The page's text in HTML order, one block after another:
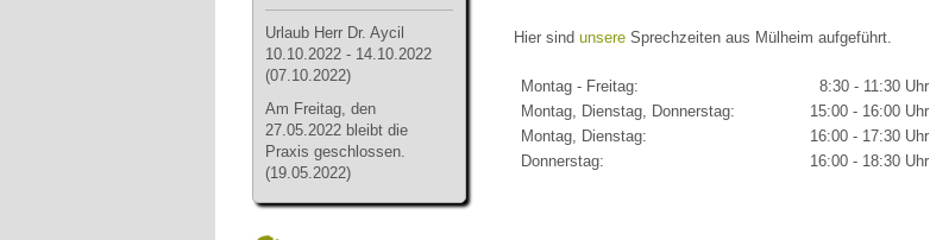
Urlaub Herr Dr. Aycil
10.10.2022 - 14.10.2022
(07.10.2022)
Am Freitag, den
27.05.2022 bleibt die
Praxis geschlossen.
(19.05.2022)
Hier sind unsere Sprechzeiten aus Mülheim aufgeführt.
Montag - Freitag: 8:30 - 11:30 Uhr
Montag, Dienstag, Donnerstag:
15:00 - 16:00 Uhr
Montag, Dienstag:
16:00 - 17:30 Uhr
Donnerstag:
16:00 - 18:30 Uhr